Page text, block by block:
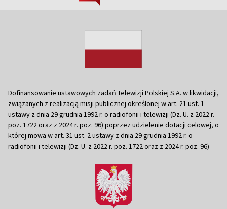
Dofinansowanie ustawowych zadań Telewizji Polskiej S.A. w likwidacji,
związanych z realizacją misji publicznej określonej w art. 21 ust. 1
ustawy z dnia 29 grudnia 1992 r. o radiofonii i telewizji (Dz. U. z 2022 r.
poz. 1722 oraz z 2024 r. poz. 96) poprzez udzielenie dotacji celowej, o
której mowa w art. 31 ust. 2 ustawy z dnia 29 grudnia 1992 r. o
radiofonii i telewizji (Dz. U. z 2022 r. poz. 1722 oraz z 2024 r. poz. 96)